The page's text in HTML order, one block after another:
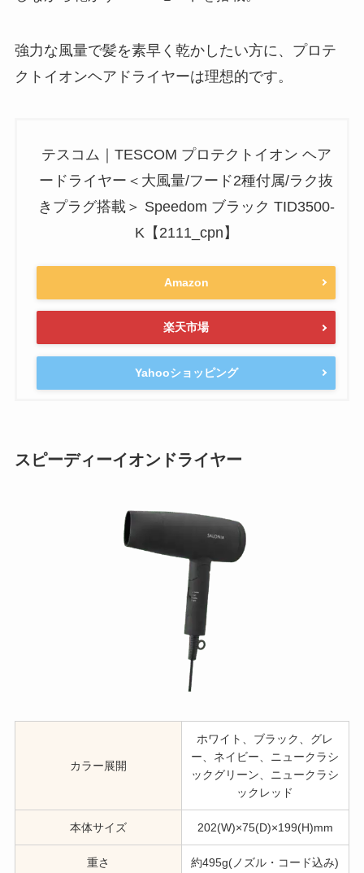
強力な風量で髪を素早く乾かしたい方に、プロテ
クトイオンヘアドライヤーは理想的です。
テスコム｜TESCOM プロテクトイオン ヘア
ードライヤー＜大風量/フード2種付属/ラク抜
きプラグ搭載＞ Speedom ブラック TID3500-
K【2111_cpn】
Amazon
楽天市場
Yahooショッピング
スピーディーイオンドライヤー
カラー展開
ホワイト、ブラック、グレ
ー、ネイビー、ニュークラシ
ックグリーン、ニュークラシ
ックレッド
本体サイズ 202(W)×75(D)×199(H)mm
重さ 約495g(ノズル・コード込み)